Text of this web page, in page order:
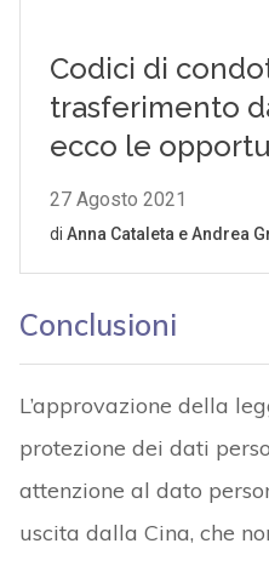
Conclusioni
L’approvazione della
protezione dei dati
attenzione al dato
uscita dalla Cina, che